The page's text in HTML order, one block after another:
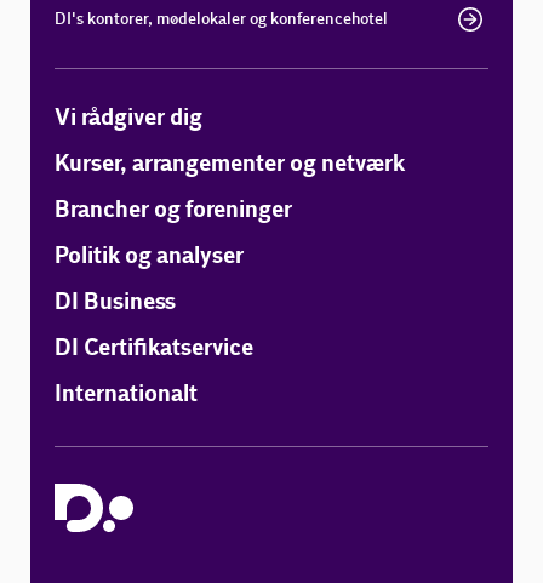
DI's kontorer, mødelokaler og konferencehotel
Vi rådgiver dig
Kurser, arrangementer og netværk
Brancher og foreninger
Politik og analyser
DI Business
DI Certifikatservice
Internationalt